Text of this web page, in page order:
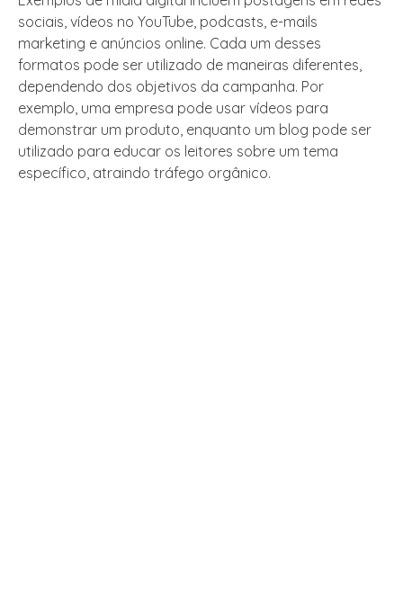
sociais, vídeos no YouTube, podcasts, e-mails
marketing e anúncios online. Cada um desses
formatos pode ser utilizado de maneiras diferentes,
dependendo dos objetivos da campanha. Por
exemplo, uma empresa pode usar vídeos para
demonstrar um produto, enquanto um blog pode ser
utilizado para educar os leitores sobre um tema
específico, atraindo tráfego orgânico.